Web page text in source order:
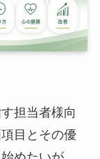
担当者様向
目とその優
めたいが、